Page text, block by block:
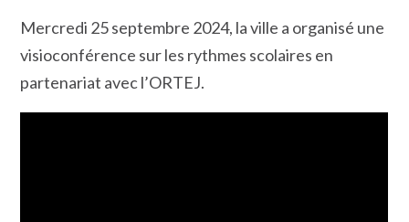
Mercredi 25 septembre 2024, la ville a organisé une
visioconférence sur les rythmes scolaires en
partenariat avec l’ORTEJ.